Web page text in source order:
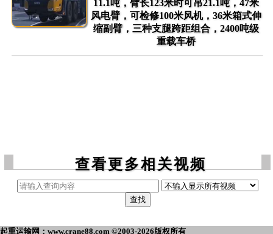
11.1吨，臂长123米时可吊21.1吨，47米
风电臂，可检修100米风机，36米箱式伸
缩副臂，三种支腿跨距组合，2400吨级
重载车桥
查看更多相关视频
起重运输网：www.crane88.com ©2003-2026版权所有